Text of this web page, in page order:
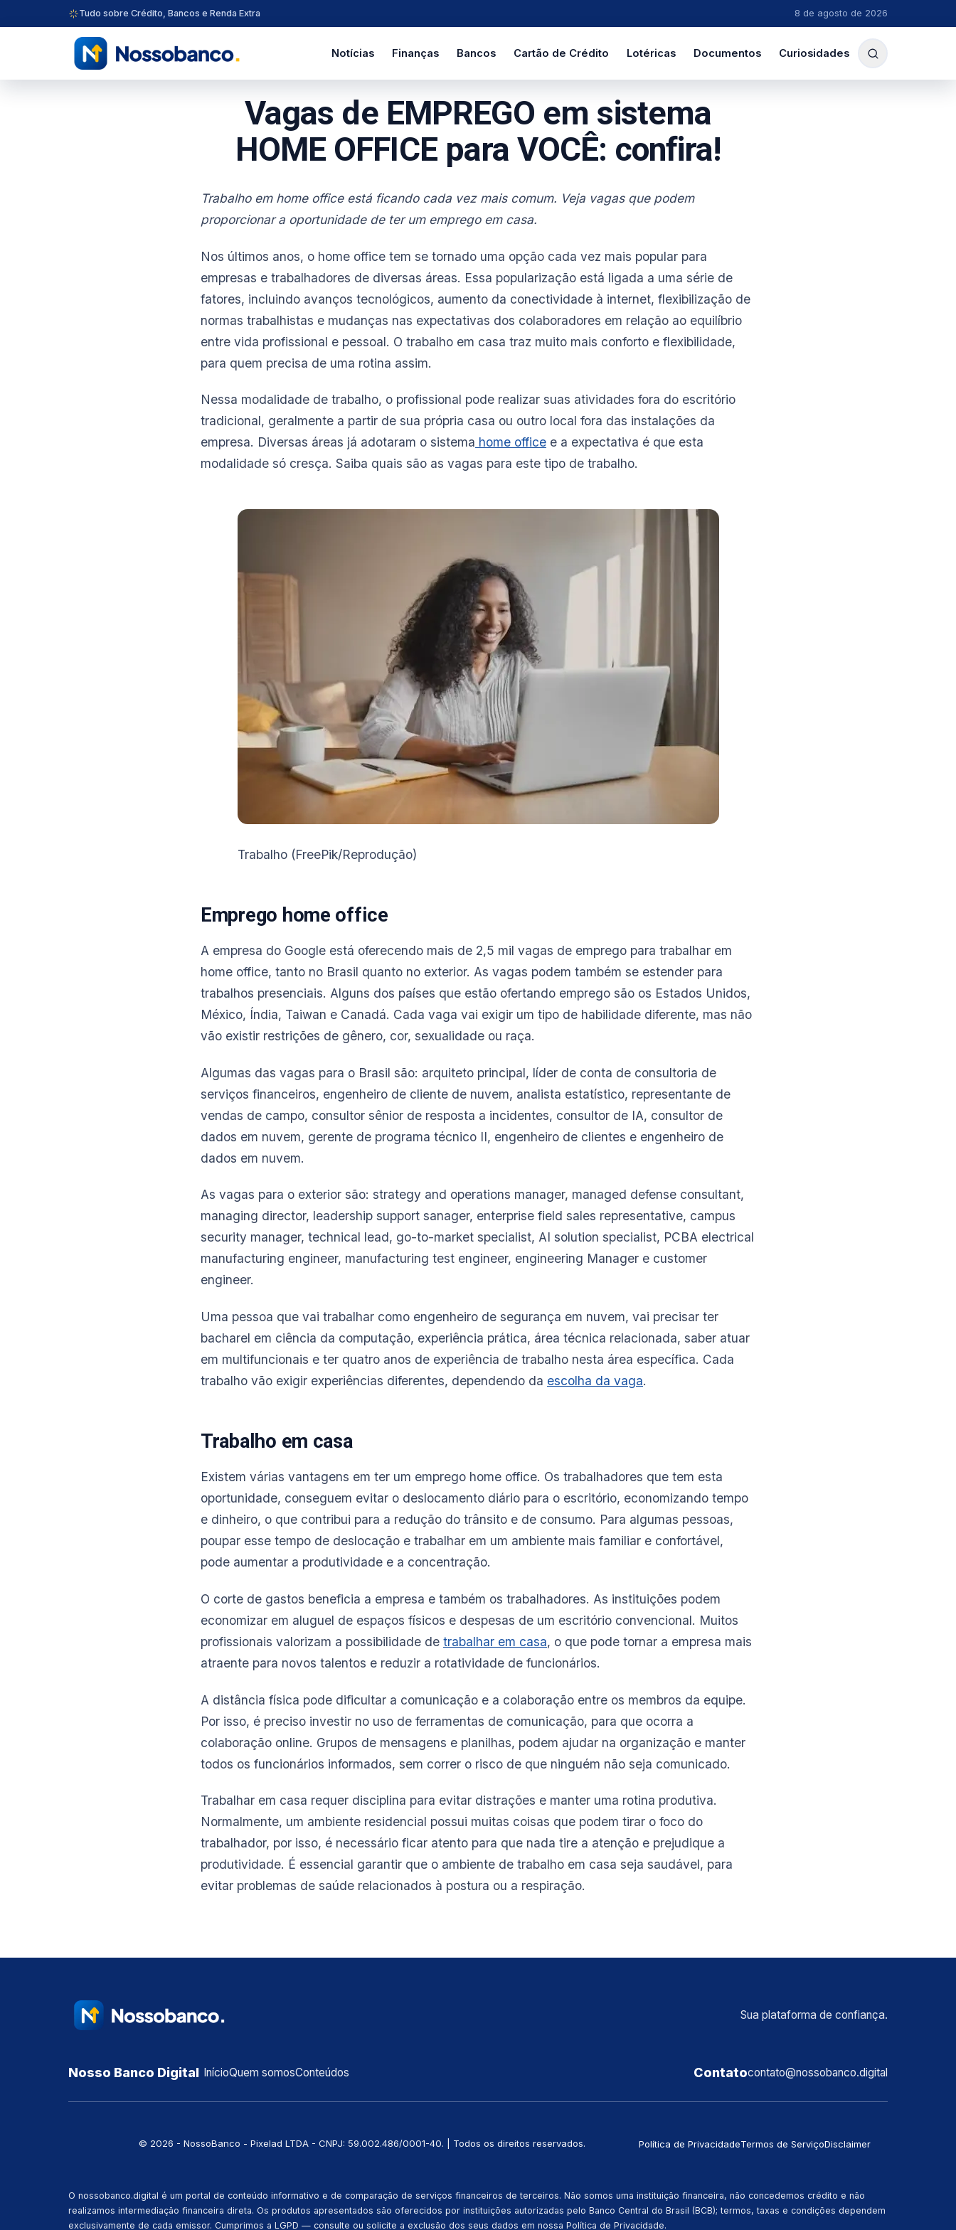
Tudo sobre Crédito, Bancos e Renda Extra 8 de agosto de 2026
Notícias Finanças Bancos Cartão de Crédito Lotéricas Documentos Curiosidades
Vagas de EMPREGO em sistema
HOME OFFICE para VOCÊ: confira!
Trabalho em home office está ficando cada vez mais comum. Veja vagas que podem
proporcionar a oportunidade de ter um emprego em casa.
Nos últimos anos, o home office tem se tornado uma opção cada vez mais popular para
empresas e trabalhadores de diversas áreas. Essa popularização está ligada a uma série de
fatores, incluindo avanços tecnológicos, aumento da conectividade à internet, flexibilização de
normas trabalhistas e mudanças nas expectativas dos colaboradores em relação ao equilíbrio
entre vida profissional e pessoal. O trabalho em casa traz muito mais conforto e flexibilidade,
para quem precisa de uma rotina assim.
Nessa modalidade de trabalho, o profissional pode realizar suas atividades fora do escritório
tradicional, geralmente a partir de sua própria casa ou outro local fora das instalações da
empresa. Diversas áreas já adotaram o sistema home office e a expectativa é que esta
modalidade só cresça. Saiba quais são as vagas para este tipo de trabalho.
Trabalho (FreePik/Reprodução)
Emprego home office
A empresa do Google está oferecendo mais de 2,5 mil vagas de emprego para trabalhar em
home office, tanto no Brasil quanto no exterior. As vagas podem também se estender para
trabalhos presenciais. Alguns dos países que estão ofertando emprego são os Estados Unidos,
México, Índia, Taiwan e Canadá. Cada vaga vai exigir um tipo de habilidade diferente, mas não
vão existir restrições de gênero, cor, sexualidade ou raça.
Algumas das vagas para o Brasil são: arquiteto principal, líder de conta de consultoria de
serviços financeiros, engenheiro de cliente de nuvem, analista estatístico, representante de
vendas de campo, consultor sênior de resposta a incidentes, consultor de IA, consultor de
dados em nuvem, gerente de programa técnico II, engenheiro de clientes e engenheiro de
dados em nuvem.
As vagas para o exterior são: strategy and operations manager, managed defense consultant,
managing director, leadership support sanager, enterprise field sales representative, campus
security manager, technical lead, go-to-market specialist, AI solution specialist, PCBA electrical
manufacturing engineer, manufacturing test engineer, engineering Manager e customer
engineer.
Uma pessoa que vai trabalhar como engenheiro de segurança em nuvem, vai precisar ter
bacharel em ciência da computação, experiência prática, área técnica relacionada, saber atuar
em multifuncionais e ter quatro anos de experiência de trabalho nesta área específica. Cada
trabalho vão exigir experiências diferentes, dependendo da escolha da vaga.
Trabalho em casa
Existem várias vantagens em ter um emprego home office. Os trabalhadores que tem esta
oportunidade, conseguem evitar o deslocamento diário para o escritório, economizando tempo
e dinheiro, o que contribui para a redução do trânsito e de consumo. Para algumas pessoas,
poupar esse tempo de deslocação e trabalhar em um ambiente mais familiar e confortável,
pode aumentar a produtividade e a concentração.
O corte de gastos beneficia a empresa e também os trabalhadores. As instituições podem
economizar em aluguel de espaços físicos e despesas de um escritório convencional. Muitos
profissionais valorizam a possibilidade de trabalhar em casa, o que pode tornar a empresa mais
atraente para novos talentos e reduzir a rotatividade de funcionários.
A distância física pode dificultar a comunicação e a colaboração entre os membros da equipe.
Por isso, é preciso investir no uso de ferramentas de comunicação, para que ocorra a
colaboração online. Grupos de mensagens e planilhas, podem ajudar na organização e manter
todos os funcionários informados, sem correr o risco de que ninguém não seja comunicado.
Trabalhar em casa requer disciplina para evitar distrações e manter uma rotina produtiva.
Normalmente, um ambiente residencial possui muitas coisas que podem tirar o foco do
trabalhador, por isso, é necessário ficar atento para que nada tire a atenção e prejudique a
produtividade. É essencial garantir que o ambiente de trabalho em casa seja saudável, para
evitar problemas de saúde relacionados à postura ou a respiração.
Sua plataforma de confiança.
Nosso Banco Digital InícioQuem somosConteúdos Contatocontato@nossobanco.digital
©️ 2026 - NossoBanco - Pixelad LTDA - CNPJ: 59.002.486/0001-40. | Todos os direitos reservados. Política de PrivacidadeTermos de ServiçoDisclaimer
O nossobanco.digital é um portal de conteúdo informativo e de comparação de serviços financeiros de terceiros. Não somos uma instituição financeira, não concedemos crédito e não
realizamos intermediação financeira direta. Os produtos apresentados são oferecidos por instituições autorizadas pelo Banco Central do Brasil (BCB); termos, taxas e condições dependem
exclusivamente de cada emissor. Cumprimos a LGPD — consulte ou solicite a exclusão dos seus dados em nossa Política de Privacidade.